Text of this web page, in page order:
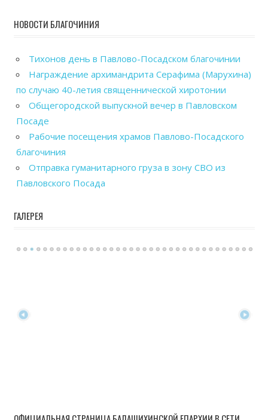
НОВОСТИ БЛАГОЧИНИЯ
Тихонов день в Павлово-Посадском благочинии
Награждение архимандрита Серафима (Марухина)
по случаю 40-летия священнической хиротонии
Общегородской выпускной вечер в Павловском
Посаде
Рабочие посещения храмов Павлово-Посадского
благочиния
Отправка гуманитарного груза в зону СВО из
Павловского Посада
ГАЛЕРЕЯ